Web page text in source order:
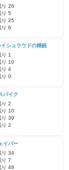
り 26
り 5
り 25
り 6
シュラウドの精鋭
り 1
り 10
り 4
り 0
パイク
り 2
り 10
り 39
り 2
イパー
り 34
り 7
り 48